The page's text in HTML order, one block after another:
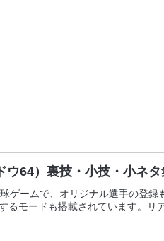
ウ64）裏技・小技・小ネ
ゲームで、オリジナル選手の登
るモードも搭載されています。リ